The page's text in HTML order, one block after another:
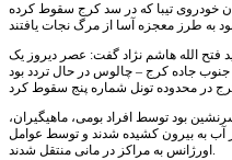
خودروی تیبا که در سد کرج سقوط کرده
فتح الله هاشم نژاد گفت: عصر دیروز یک
جاده کرج – چالوس در حال تردد بود
خاطرنشان کرد: این خودرو که دارای ۲ سرنشین بود توسط افراد بومی، ماهیگیران،
آب به بیرون کشیده شدند و توسط عوامل
اورژانس به مراکز در مانی منتقل شدند.